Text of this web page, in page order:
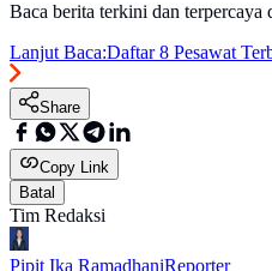
Baca berita terkini dan terpercaya
Lanjut Baca:Daftar 8 Pesawat
Share
Copy Link
Batal
Tim Redaksi
Pipit Ika RamadhaniReporter